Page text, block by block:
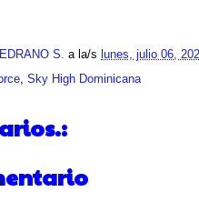
S. a la/s lunes, julio 06,
, Sky High Dominicana